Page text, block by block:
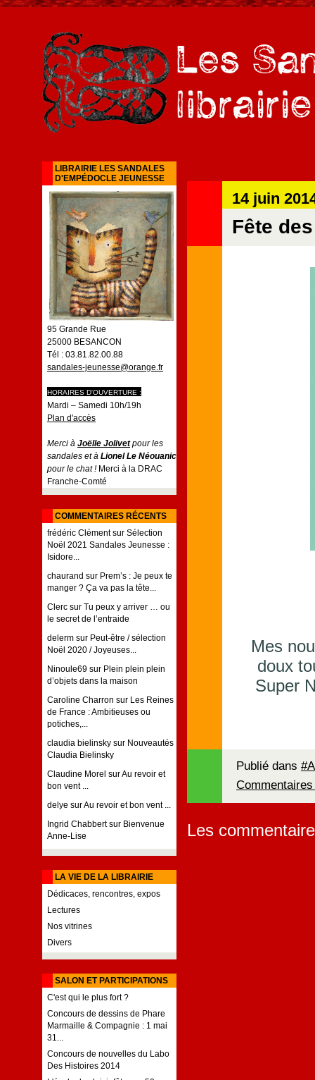
LIBRAIRIE LES SANDALES
D'EMPÉDOCLE JEUNESSE
95 Grande Rue
25000 BESANCON
Tél : 03.81.82.00.88
sandales-jeunesse@orange.fr
HORAIRES D'OUVERTURE :
Mardi – Samedi 10h/19h
Plan d'accès
Merci à Joëlle Jolivetpour les
sandales et à Lionel Le Néouanic
pour le chat !Merci à la DRAC
Franche-Comté
COMMENTAIRES RÉCENTS
frédéric Clémentsur Sélection
Noël 2021 Sandales Jeunesse :
Isidore...
chaurand sur Prem’s : Je peux te
manger ? Ça va pas la tête...
Clerc sur Tu peux y arriver … ou
le secret de l’entraide
delerm sur Peut-être / sélection
Noël 2020 / Joyeuses...
Ninoule69 sur Plein plein plein
d’objets dans la maison
Caroline Charron sur Les Reines
de France : Ambitieuses ou
potiches,...
claudia bielinsky sur Nouveautés
Claudia Bielinsky
Claudine Morel surAu revoir et
bon vent ...
delye surAu revoir et bon vent ...
Ingrid Chabbertsur Bienvenue
Anne-Lise
LA VIE DE LA LIBRAIRIE
Dédicaces, rencontres, expos
Lectures
Nos vitrines
Divers
SALON ET PARTICIPATIONS
C'est qui le plus fort ?
Concours de dessins de Phare
Marmaille & Compagnie : 1 mai
31...
Concours de nouvelles du Labo
Des Histoires 2014
14 juin
Fête
Mes
doux
Super
Publié dans
Les